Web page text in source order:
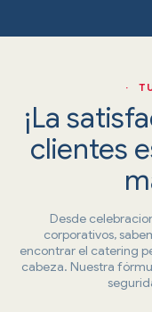
·
¡La
clientes
Desde
corporativos,
encontrar el catering
cabeza. Nuestra